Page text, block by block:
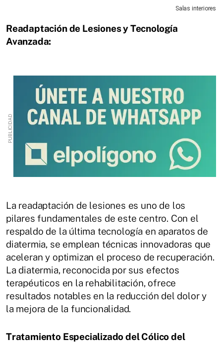
Salas interiores
Readaptación de Lesiones y Tecnología
Avanzada:
La readaptación de lesiones es uno de los
pilares fundamentales de este centro. Con el
respaldo de la última tecnología en aparatos de
diatermia, se emplean técnicas innovadoras que
aceleran y optimizan el proceso de recuperación.
La diatermia, reconocida por sus efectos
terapéuticos en la rehabilitación, ofrece
resultados notables en la reducción del dolor y
la mejora de la funcionalidad.
Tratamiento Especializado del Cólico del